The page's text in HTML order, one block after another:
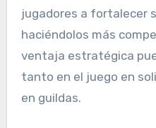
jugadores a fortalecer
haciéndolos más
ventaja estratégica
tanto en el juego en
en guildas.